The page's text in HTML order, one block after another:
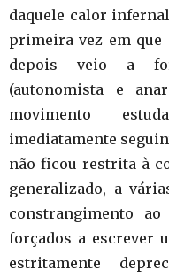
daquele calor
primeira vez em que
depois veio a
(autonomista e
movimento
imediatamente
não ficou restrita à
generalizado, a
constrangimento
forçados a escrever
estritamente